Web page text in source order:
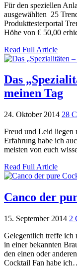
Für den speziellen
ausgewählten 25
Produkttesterportal
Höhe von € 50,00
Read Full Article
Das
meinen Tag
24. Oktober 2014 28
Freud und Leid liegen
Erfahrung habe ich
meisten von euch
Read Full Article
Canco der
15. September 2014 2
Gelegentlich treffe ich
in einer bekannten
den einen oder
Cocktail Fan habe